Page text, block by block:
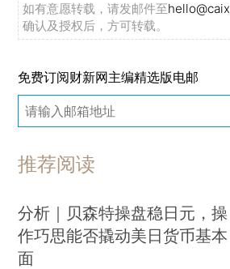
如有意愿转载，请发邮件至
确认及授权后，方可转载。
免费订阅财新网主编精选版电邮
推荐阅读
分析｜贝森特操盘稳日元，操
作巧思能否撬动美日货币基本
面